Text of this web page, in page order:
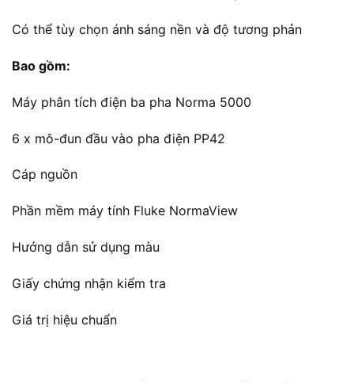
Có thể tùy chọn ánh sáng nền và độ tương phản
Bao gồm:
Máy phân tích điện ba pha Norma 5000
6 x mô-đun đầu vào pha điện PP42
Cáp nguồn
Phần mềm máy tính Fluke NormaView
Hướng dẫn sử dụng màu
Giấy chứng nhận kiểm tra
Giá trị hiệu chuẩn